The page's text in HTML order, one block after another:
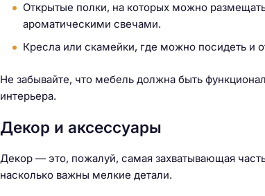
Открытые полки, на которых можно
ароматическими свечами.
Кресла или скамейки, где можно посидеть и
Не забывайте, что мебель должна быть
интерьера.
Декор и аксессуары
Декор — это, пожалуй, самая захватывающая
насколько важны мелкие детали.